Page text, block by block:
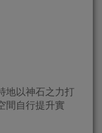
地以神石之力打
間自行提升實